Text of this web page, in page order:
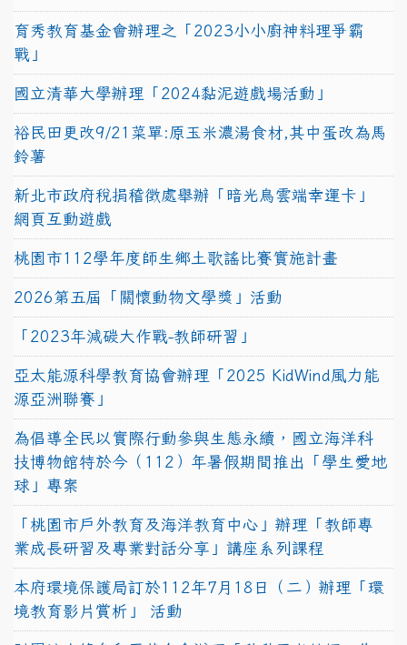
育秀教育基金會辦理之「2023小小廚神料理爭霸
戰」
國立清華大學辦理「2024黏泥遊戲場活動」
裕民田更改9/21菜單:原玉米濃湯食材,其中蛋改為馬
鈴薯
新北市政府稅捐稽徵處舉辦「暗光鳥雲端幸運卡」
網頁互動遊戲
桃園市112學年度師生鄉土歌謠比賽實施計畫
2026第五屆「關懷動物文學獎」活動
「2023年減碳大作戰-教師研習」
亞太能源科學教育協會辦理「2025 KidWind風力能
源亞洲聯賽」
為倡導全民以實際行動參與生態永續，國立海洋科
技博物館特於今（112）年暑假期間推出「學生愛地
球」專案
「桃園市戶外教育及海洋教育中心」辦理「教師專
業成長研習及專業對話分享」講座系列課程
本府環境保護局訂於112年7月18日（二）辦理「環
境教育影片賞析」 活動